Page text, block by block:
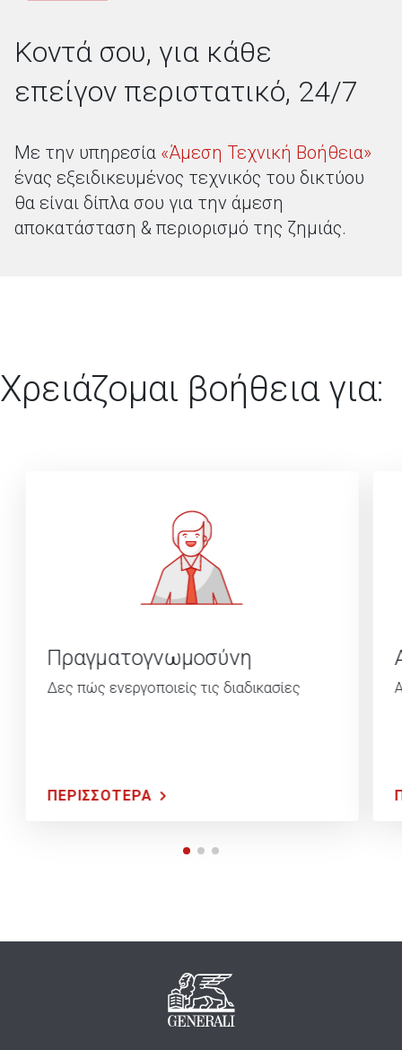
Κοντά σου, για κάθε
επείγον περιστατικό, 24/7
Με την υπηρεσία «Άμεση Τεχνική Βοήθεια»
ένας εξειδικευμένος τεχνικός του δικτύου
θα είναι δίπλα σου για την άμεση
αποκατάσταση & περιορισμό της ζημιάς.
Χρειάζομαι βοήθεια για:
Πραγματογνωμοσύνη
Δες πώς ενεργοποιείς τις διαδικασίες
ΠΕΡΙΣΣΟΤΕΡΑ